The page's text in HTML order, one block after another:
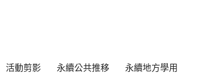
活動剪影 永續公共推移 永續地方學用